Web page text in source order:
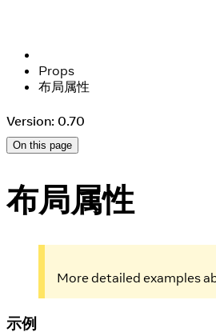
Props
布局属性
Version: 0.70
On this page
布局属性
More detailed examples
示例